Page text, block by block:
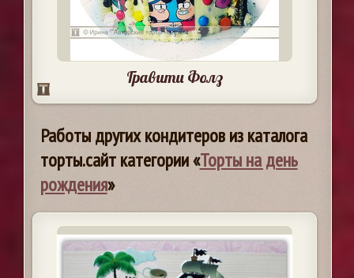
Гравити Фолз
Работы других кондитеров из каталога
торты.сайт категории «Торты на день
рождения»